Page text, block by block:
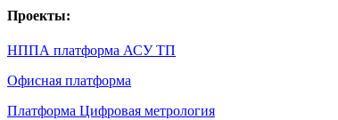
Проекты:
НППА платформа АСУ ТП
Офисная платформа
Платформа Цифровая метрология